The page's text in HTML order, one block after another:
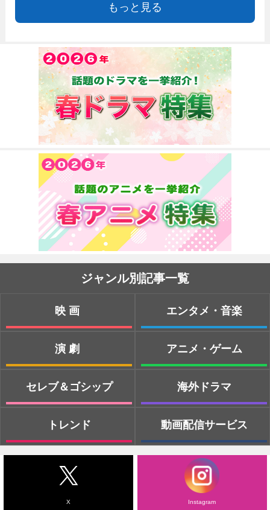
もっと見る
ジャンル別記事一覧
映画
演劇
セレブ＆ゴシップ
トレンド
エンタメ・音楽
アニメ・ゲーム
海外ドラマ
動画配信サービス
X Instagram